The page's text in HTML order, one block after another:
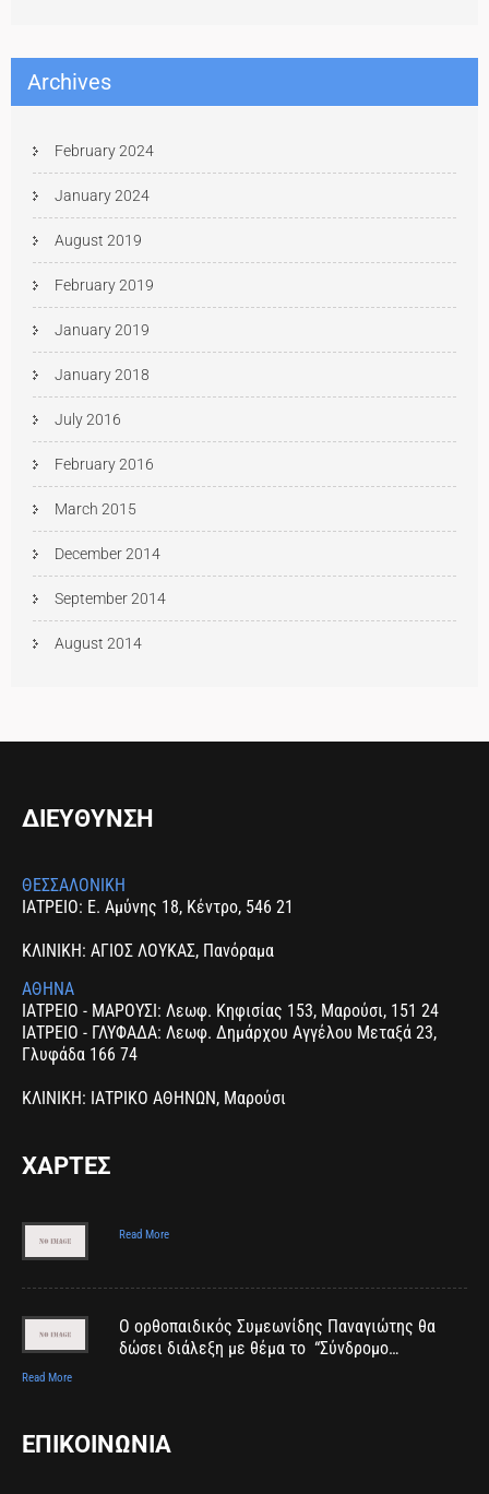
Archives
February 2024
January 2024
August 2019
February 2019
January 2019
January 2018
July 2016
February 2016
March 2015
December 2014
September 2014
August 2014
ΔΙΕΥΘΥΝΣΗ
ΘΕΣΣΑΛΟΝΙΚΗ
ΙΑΤΡΕΙΟ: Ε. Αμύνης 18, Κέντρο, 546 21
ΚΛΙΝΙΚΗ: ΑΓΙΟΣ ΛΟΥΚΑΣ, Πανόραμα
ΑΘΗΝΑ
ΙΑΤΡΕΙΟ - ΜΑΡΟΥΣΙ: Λεωφ. Κηφισίας 153, Μαρούσι, 151 24
ΙΑΤΡΕΙΟ - ΓΛΥΦΑΔΑ: Λεωφ. Δημάρχου Αγγέλου Μεταξά 23,
Γλυφάδα 166 74
ΚΛΙΝΙΚΗ: ΙΑΤΡΙΚΟ ΑΘΗΝΩΝ, Μαρούσι
ΧΑΡΤΕΣ
Read More
Ο ορθοπαιδικός Συμεωνίδης Παναγιώτης θα
δώσει διάλεξη με θέμα το “Σύνδρομο…
Read More
ΕΠΙΚΟΙΝΩΝΙΑ